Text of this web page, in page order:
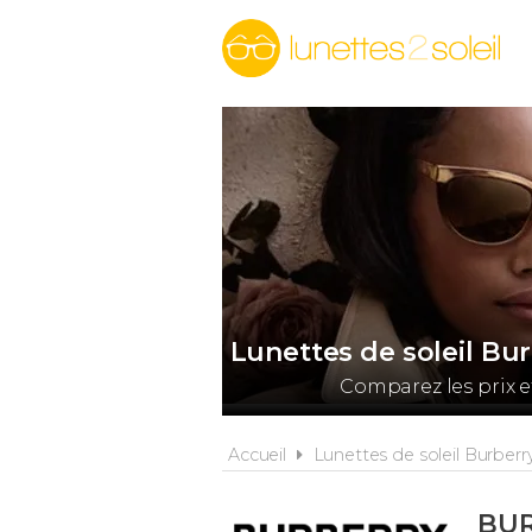
Lunettes de soleil
Comparez les prix
Accueil Lunettes de soleil